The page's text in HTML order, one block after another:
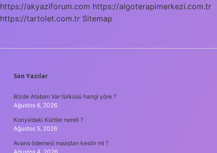
https://akyaziforum.com https://algoterapimerkezi.com.tr
https://tartolet.com.tr Sitemap
SIDEBAR
Son Yazılar
Bizde Atabarı Var türküsü hangi yöre ?
Ağustos 6, 2026
Konya’daki Kürtler nereli ?
Ağustos 5, 2026
Avans ödemesi maaştan kesilir mi ?